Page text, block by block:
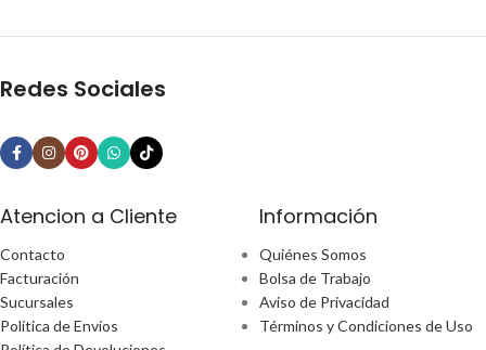
Redes Sociales
Atencion a Cliente
Contacto
Facturación
Sucursales
Política de Envíos
Información
Quiénes Somos
Bolsa de Trabajo
Aviso de Privacidad
Términos y Condiciones de Uso